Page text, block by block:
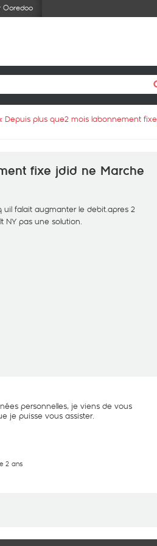
Ooredoo
Depuis plus que2 mois labonnement
fixe jdid ne Marche
falait augmanter le debit.apres 2
NY pas une solution.
personnelles, je viens de vous
je puisse vous assister.
2 ans